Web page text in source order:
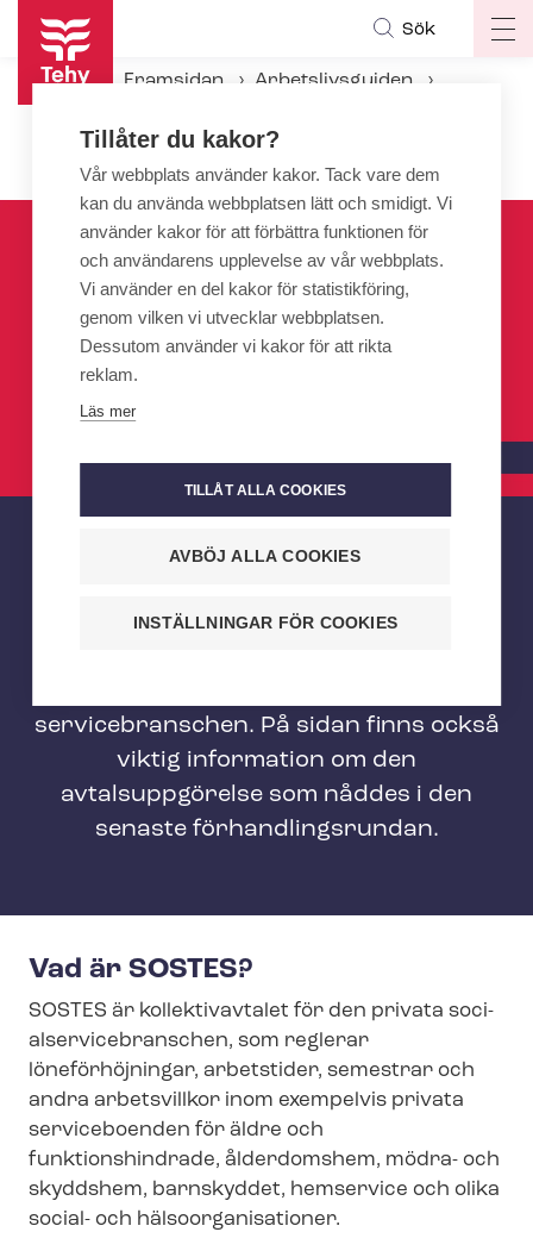
Hoppa
huvudinnehåll
Sök
Framsidan
Arbetslivsguiden
SOSTES - Kollektivavtalet för
vicebran­schen
ser­vicebran­schen. På sidan finns också
viktig information om den
avtalsuppgörelse som nåddes i den
senaste för­hand­lings­run­dan.
Vad är SOSTES?
SOSTES är kollektivavtalet för den privata so­ci­
al­ser­vicebran­schen, som reglerar
löneförhöjningar, arbetstider, semestrar och
andra arbetsvillkor inom exempelvis privata
serviceboenden för äldre och
funktionshindrade, ålderdomshem, mödra- och
skyddshem, barnskyddet, hemservice och olika
social- och häl­so­or­ga­ni­sa­tio­ner.
Tillåter du kakor?
Vår webbplats använder kakor. Tack vare dem
kan du använda webbplatsen lätt och smidigt. Vi
använder kakor för att förbättra funktionen för
och användarens upplevelse av vår webbplats.
Vi använder en del kakor för statistikföring,
genom vilken vi utvecklar webbplatsen.
Dessutom använder vi kakor för att rikta
reklam.
Läs mer
TILLÅT ALLA COOKIES
AVBÖJ ALLA COOKIES
INSTÄLLNINGAR FÖR COOKIES